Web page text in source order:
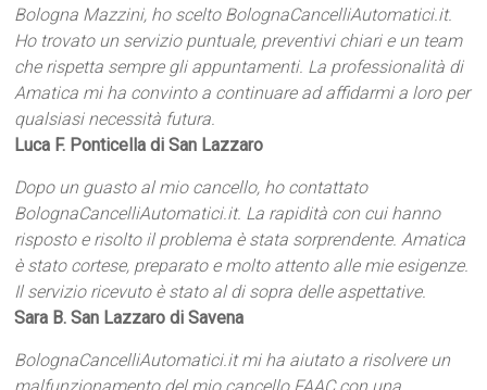
Bologna Mazzini, ho scelto BolognaCancelliAutomatici.it.
Ho trovato un servizio puntuale, preventivi chiari e un team
che rispetta sempre gli appuntamenti. La professionalità di
Amatica mi ha convinto a continuare ad affidarmi a loro per
qualsiasi necessità futura.
Luca F. Ponticella di San Lazzaro
Dopo un guasto al mio cancello, ho contattato
BolognaCancelliAutomatici.it. La rapidità con cui hanno
risposto e risolto il problema è stata sorprendente. Amatica
è stato cortese, preparato e molto attento alle mie esigenze.
Il servizio ricevuto è stato al di sopra delle aspettative.
Sara B. San Lazzaro di Savena
BolognaCancelliAutomatici.it mi ha aiutato a risolvere un